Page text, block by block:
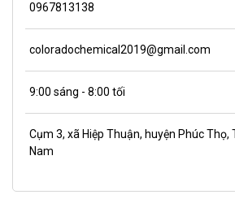
0967813138
coloradochemical2019@gmail.com
9:00 sáng - 8:00 tối
Cụm 3, xã Hiệp Thuận, huyện Phúc Thọ,
Nam